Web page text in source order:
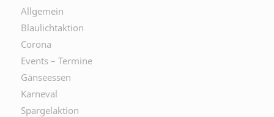
Allgemein
Blaulichtaktion
Corona
Events – Termine
Gänseessen
Karneval
Spargelaktion